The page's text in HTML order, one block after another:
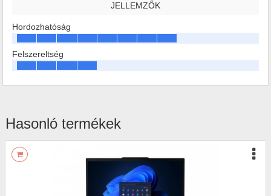
JELLEMZŐK
Hordozhatóság
Felszereltség
Hasonló termékek